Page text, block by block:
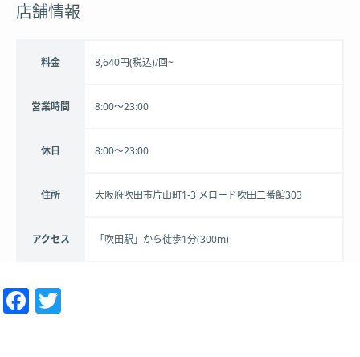
店舗情報
料金 8,640円(税込)/回~
営業時間 8:00〜23:00
休日 8:00〜23:00
住所 大阪府吹田市片山町1-3 メロード吹田二番館303
アクセス 「吹田駅」から徒歩1分(300m)
Facebook